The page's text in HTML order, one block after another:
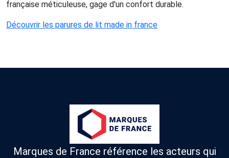
française méticuleuse, gage d'un confort durable.
Découvrir les parures de lit made in france
Marques de France référence les acteurs qui